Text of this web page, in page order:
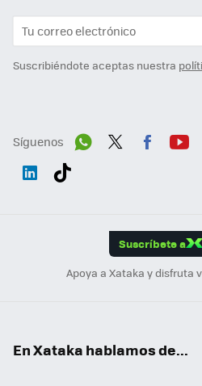
Suscribiéndote aceptas nuestra
Síguenos
Suscríbete a
Apoya a Xataka y disfruta
En Xataka hablamos de...